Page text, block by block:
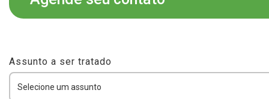
Assunto a ser tratado